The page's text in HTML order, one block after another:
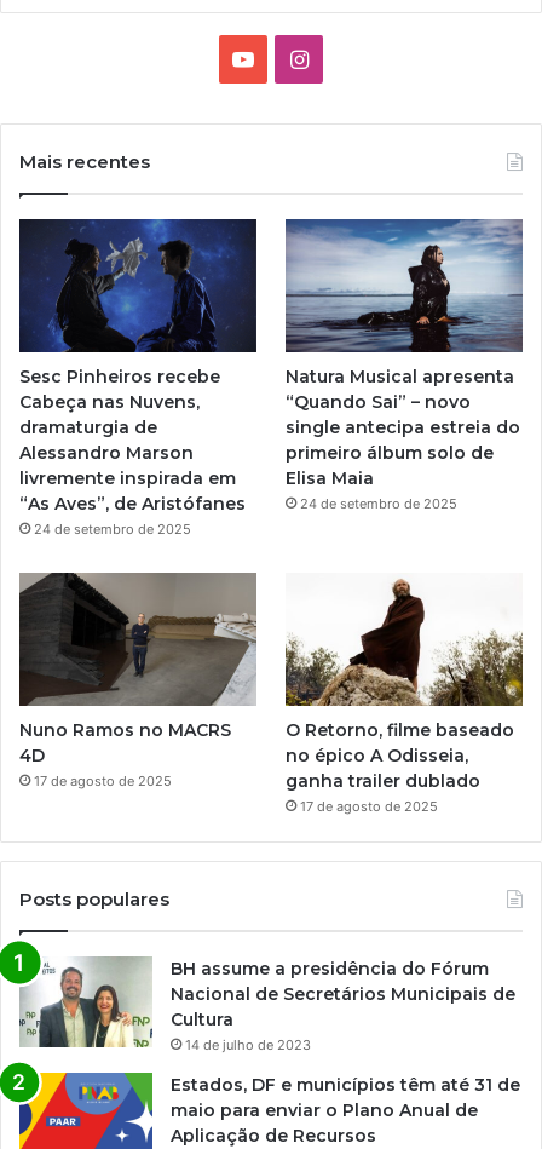
T
e
I
t
g
r
a
m
Mais recentes
Sesc Pinheiros recebe
Cabeça nas Nuvens,
dramaturgia de
Alessandro Marson
livremente inspirada em
“As Aves”, de Aristófanes
24 de setembro de 2025
Natura Musical apresenta
“Quando Sai” – novo
single antecipa estreia do
primeiro álbum solo de
Elisa Maia
24 de setembro de 2025
Nuno Ramos no MACRS
4D
17 de agosto de 2025
O Retorno, filme baseado
no épico A Odisseia,
ganha trailer dublado
17 de agosto de 2025
Posts populares
BH assume a presidência do Fórum
Nacional de Secretários Municipais de
Cultura
14 de julho de 2023
Estados, DF e municípios têm até 31 de
maio para enviar o Plano Anual de
Aplicação de Recursos